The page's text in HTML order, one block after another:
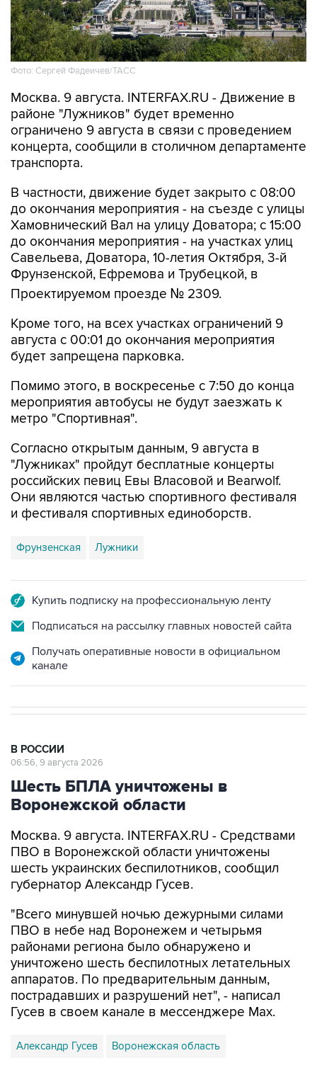
Фото: Сергей Фадеичев/ТАСС
Москва. 9 августа. INTERFAX.RU - Движение в
районе "Лужников" будет временно
ограничено 9 августа в связи с проведением
концерта, сообщили в столичном департаменте
транспорта.
В частности, движение будет закрыто с 08:00
до окончания мероприятия - на съезде с улицы
Хамовнический Вал на улицу Доватора; с 15:00
до окончания мероприятия - на участках улиц
Савельева, Доватора, 10-летия Октября, 3-й
Фрунзенской, Ефремова и Трубецкой, в
Проектируемом проезде № 2309.
Кроме того, на всех участках ограничений 9
августа с 00:01 до окончания мероприятия
будет запрещена парковка.
Помимо этого, в воскресенье с 7:50 до конца
мероприятия автобусы не будут заезжать к
метро "Спортивная".
Согласно открытым данным, 9 августа в
"Лужниках" пройдут бесплатные концерты
российских певиц Евы Власовой и Bearwolf.
Они являются частью спортивного фестиваля
и фестиваля спортивных единоборств.
Фрунзенская Лужники
Купить подписку на профессиональную ленту
Подписаться на рассылку главных новостей сайта
Получать оперативные новости в официальном
канале
В РОССИИ
06:56, 9 августа 2026
Шесть БПЛА уничтожены в
Воронежской области
Москва. 9 августа. INTERFAX.RU - Средствами
ПВО в Воронежской области уничтожены
шесть украинских беспилотников, сообщил
губернатор Александр Гусев.
"Всего минувшей ночью дежурными силами
ПВО в небе над Воронежем и четырьмя
районами региона было обнаружено и
уничтожено шесть беспилотных летательных
аппаратов. По предварительным данным,
пострадавших и разрушений нет", - написал
Гусев в своем канале в мессенджере Max.
Александр Гусев Воронежская область